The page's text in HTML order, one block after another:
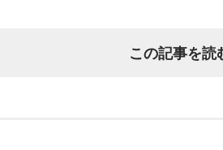
在約30のブランドを展開し、全国に
とを紹介。ストリートブランドだけで
（左から）パーソナリティの小山薫堂
この記事を読